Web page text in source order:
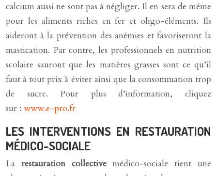
calcium aussi ne sont pas à négliger. Il en sera de même
pour les aliments riches en fer et oligo-éléments. Ils
aideront à la prévention des anémies et favoriseront la
mastication. Par contre, les professionnels en nutrition
scolaire sauront que les matières grasses sont ce qu’il
faut à tout prix à éviter ainsi que la consommation trop
de sucre. Pour plus d’information, cliquez
sur : www.e-pro.fr
LES INTERVENTIONS EN RESTAURATION
MÉDICO-SOCIALE
La restauration collectivemédico-sociale tient une